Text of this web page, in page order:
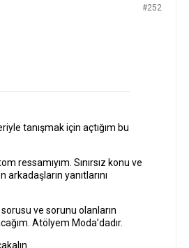
#252
tanışmak için açtığım bu
ressamıyım. Sınırsız konu ve
yanıtlarını
ve sorunu olanların
Atölyem Moda’dadır.